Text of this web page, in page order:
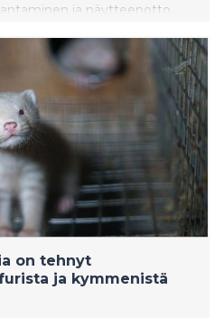
ja näytteenotto.
ja terveysasemalla.
on tehnyt
ja kymmenistä